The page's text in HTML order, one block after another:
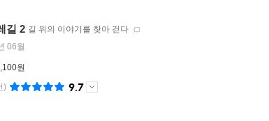
길 2 길 위의 이야기를 찾아 걷다
06월
원
) 9.7